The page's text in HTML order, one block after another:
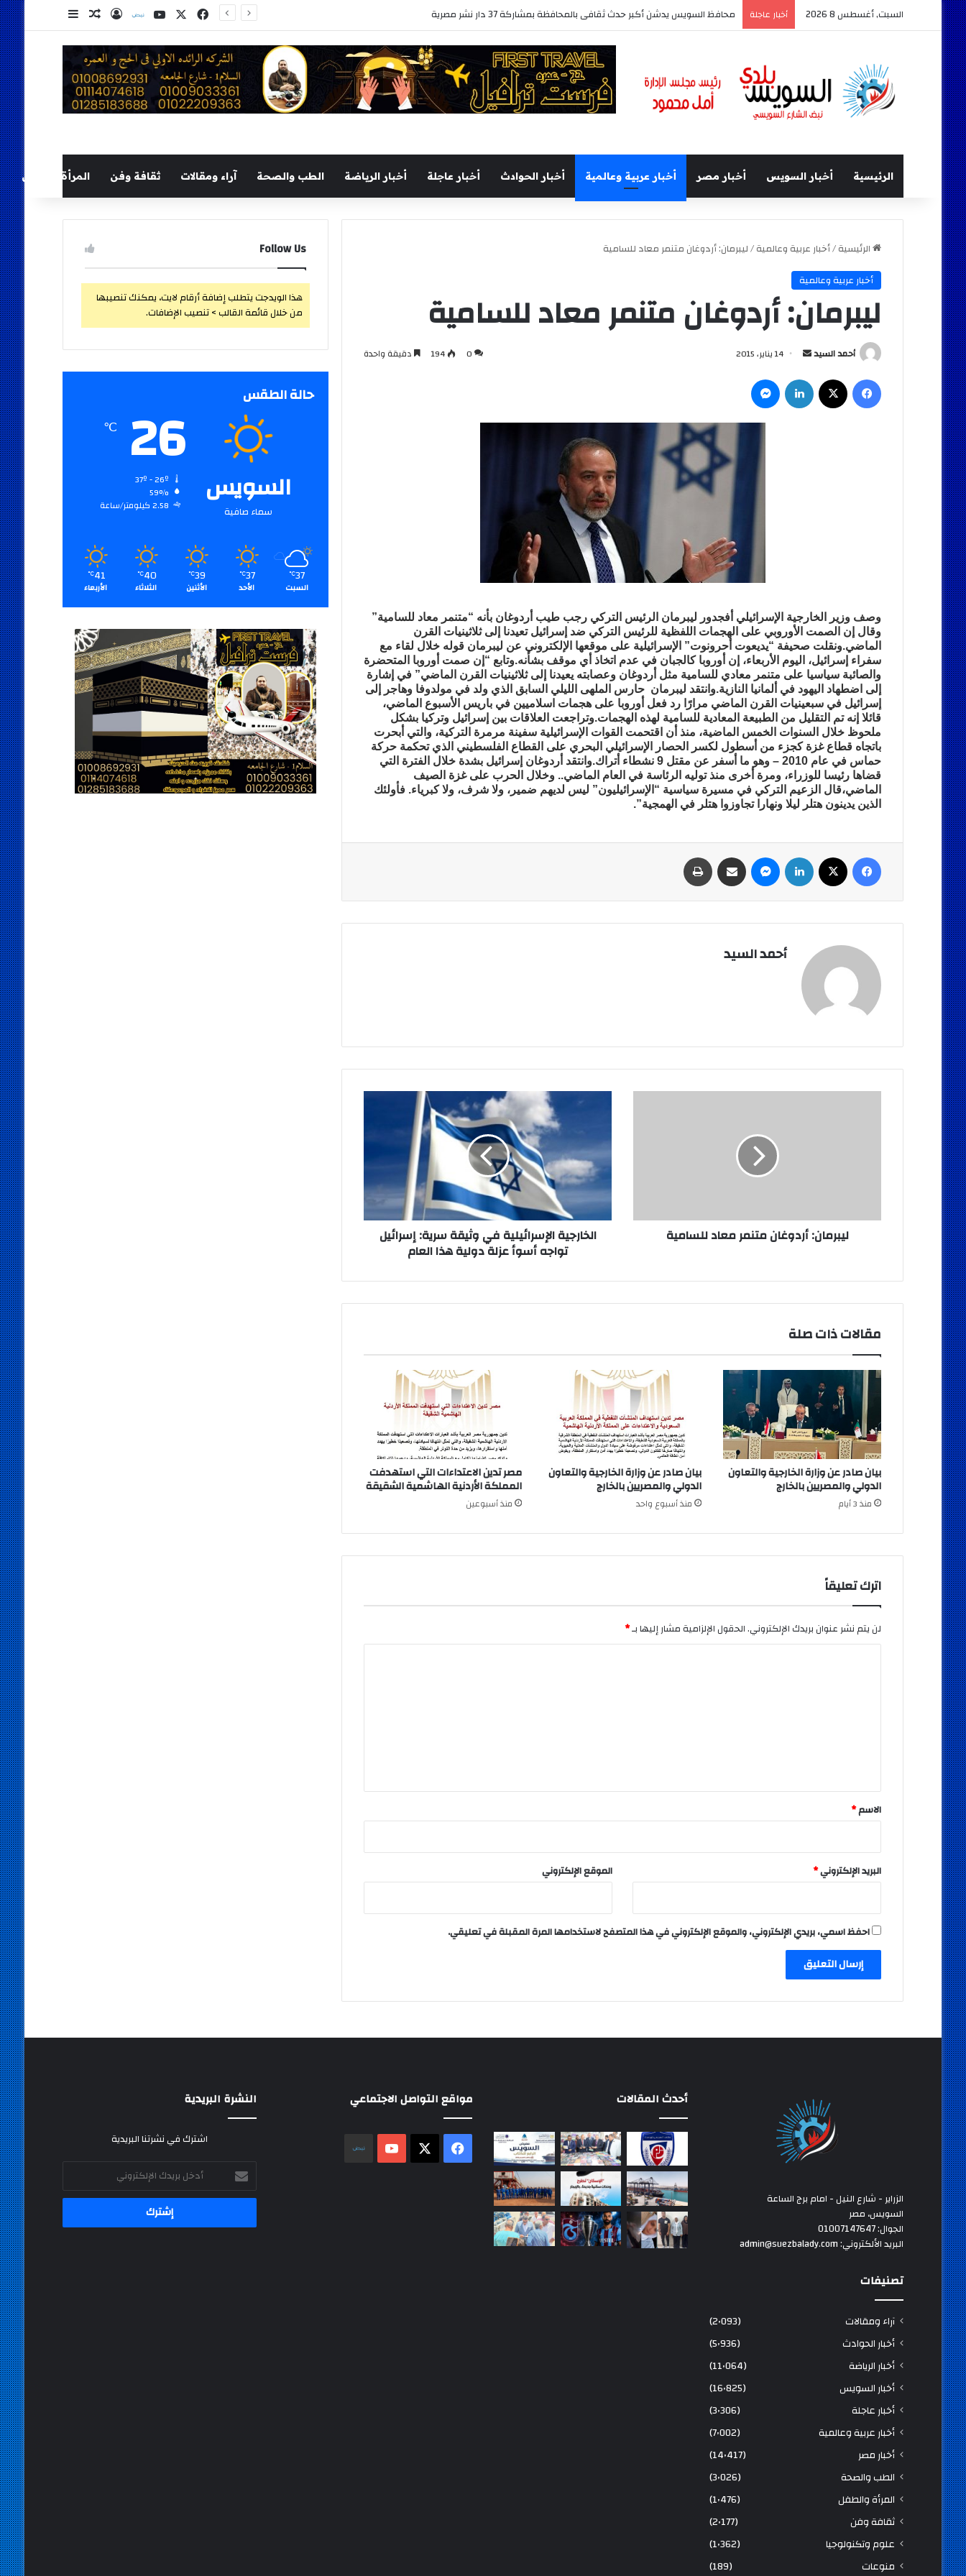
السبت, أغسطس 8 2026 أخبار عاجلة محافظ السويس يدشن أكبر حدث ثقافى بالمحافظة بمشاركة 37 دار نشر مصرية فيسبوك
‫X
‫YouTube
نلضتسجيل الدخول
مقال عشوائي
إضافة عمود
الرئيسية أخبار السويس أخبار مصر أخبار عربية وعالمية أخبار الحوادث أخبار عاجلة أخبار الرياضة الطب والصحة آراء ومقالات ثقافة وفن المرأة والطفل
الرئيسية/أخبار عربية وعالمية/ليبرمان: أردوغان متنمر معاد للسامية
أخبار عربية وعالمية
ليبرمان: أردوغان متنمر معاد للسامية
أحمد السيد
أرسل
إلكترونيا
14 يناير، 2015 0
194 دقيقة واحدة
فيسبوك لينكدإن
وصف وزير الخارجية الإسرائيلي أفجدور ليبرمان الرئيس التركي رجب طيب أردوغان بأنه “متنمر معاد للسامية”
وقال إن الصمت الأوروبي على الهجمات اللفظية للرئيس التركي ضد إسرائيل تعيدنا إلى ثلاثينيات القرن
الماضي.ونقلت صحيفة “يديعوت أحرونوت” الإسرائيلية على موقعها الإلكتروني عن ليبرمان قوله خلال لقاء مع
سفراء إسرائيل، اليوم الأربعاء، إن أوروبا كالجبان في عدم اتخاذ أي موقف بشأنه.وتابع “إن صمت أوروبا المتحضرة
والصائبة سياسيا على متنمر معادي للسامية مثل أردوغان وعصابته يعيدنا إلى ثلاثينيات القرن الماضي” في إشارة
إلى اضطهاد اليهود في ألمانيا النازية.وانتقد ليبرمان حارس الملهى الليلي السابق الذي ولد في مولدوفا وهاجر إلى
إسرائيل في سبعينيات القرن الماضي مرارًا رد فعل أوروبا على هجمات اسلاميين في باريس الأسبوع الماضي،
قائلا إنه تم التقليل من الطبيعة المعادية للسامية لهذه الهجمات.وتراجعت العلاقات بين إسرائيل وتركيا بشكل
ملحوظ خلال السنوات الخمس الماضية، منذ أن اقتحمت القوات الإسرائيلية سفينة مرمرة التركية، والتي أبحرت
باتجاه قطاع غزة كجزء من أسطول لكسر الحصار الإسرائيلي البحري على القطاع الفلسطيني الذي تحكمة حركة
حماس في عام 2010 – وهو ما أسفر عن مقتل 9 نشطاء أتراك.وانتقد أردوغان إسرائيل بشدة خلال الفترة التي
قضاها رئيسا للوزراء، ومرة أخرى منذ توليه الرئاسة في العام الماضي.. وخلال الحرب على غزة الصيف
الماضي،قال الزعيم التركي في مسيرة سياسية “الإسرائيليون” ليس لديهم ضمير، ولا شرف، ولا كبرياء. فأولئك
الذين يدينون هتلر ليلا ونهارا تجاوزوا هتلر في الهمجية”.
فيسبوك لينكدإن ماسنجر مشاركة عبر البريد
أحمد السيد
ليبرمان: أردوغان متنمر معاد للسامية
وثيقة
سرية:
إسرائيل
تواجه
أسوأ
عزلة
دوليةالخارجية الإسرائيلية في وثيقة سرية: إسرائيل
تواجه أسوأ عزلة دولية هذا العام
مقالات ذات صلة
بيان صادر عن وزارة الخارجية والتعاون
الدولي والمصريين بالخارج
منذ 3 أيام
بيان صادر عن وزارة الخارجية والتعاون
الدولي والمصريين بالخارج
منذ أسبوع واحد
مصر تدين الاعتداءات التي استهدفت
المملكة الأردنية الهاشمية الشقيقة
منذ أسبوعين
اترك تعليقاً
لن يتم نشر عنوان بريدك الإلكتروني.الحقول الإلزامية مشار إليها بـ*
*
الاسم*
البريد الإلكتروني* الموقع الإلكتروني
احفظ اسمي، بريدي الإلكتروني، والموقع الإلكتروني في هذا المتصفح لاستخدامها المرة المقبلة في تعليقي.
Follow Us
هذا الويدجت يتطلب إضافة أرقام لايت، يمكنك تنصيبها
من خلال قائمة القالب > تنصيب الإضافات.
حالة الطقس
السويس
سماء صافية
26
℃
59%
2.58 كيلومتر/ساعة
37
℃
السبت
37
℃
الأحد
39
℃
الأثنين
40
℃
الثلاثاء
41
℃
الأربعاء
الزراير - شارع النيل - امام برج الساعة
السويس، مصر
الجوال: 01007147647
البريد الألكتروني: admin@suezbalady.com
تصنيفات
آراء ومقالات
(2٬093)
أخبار الحوادث
(5٬936)
أخبار الرياضة
(11٬064)
أخبار السويس
(16٬825)
أخبار عاجلة
(3٬306)
أخبار عربية وعالمية
(7٬002)
أخبار مصر
(14٬417)
الطب والصحة
(3٬026)
المرأة والطفل
(1٬476)
ثقافة وفن
(2٬177)
علوم وتكنولوجيا
(1٬362)
منوعات
(189)
أحدث المقالات مواقع التواصل الاجتماعي
فيسبوك
‫X
‫YouTube
النشرة البريدية
اشترك في نشرتنا البريدية
أدخل
بريدك
الإلكتروني